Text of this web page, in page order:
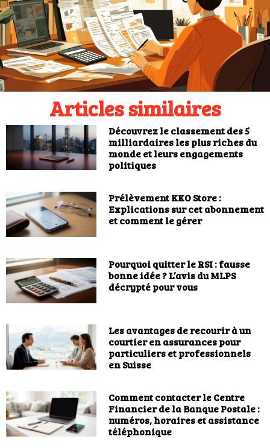
Articles similaires
Découvrez le classement des 5
milliardaires les plus riches du
monde et leurs engagements
politiques
Prélèvement KKO Store :
Explications sur cet abonnement
et comment le gérer
Pourquoi quitter le RSI : fausse
bonne idée ? L’avis du MLPS
décrypté pour vous
Les avantages de recourir à un
courtier en assurances pour
particuliers et professionnels
en Suisse
Comment contacter le Centre
Financier de la Banque Postale :
numéros, horaires et assistance
téléphonique